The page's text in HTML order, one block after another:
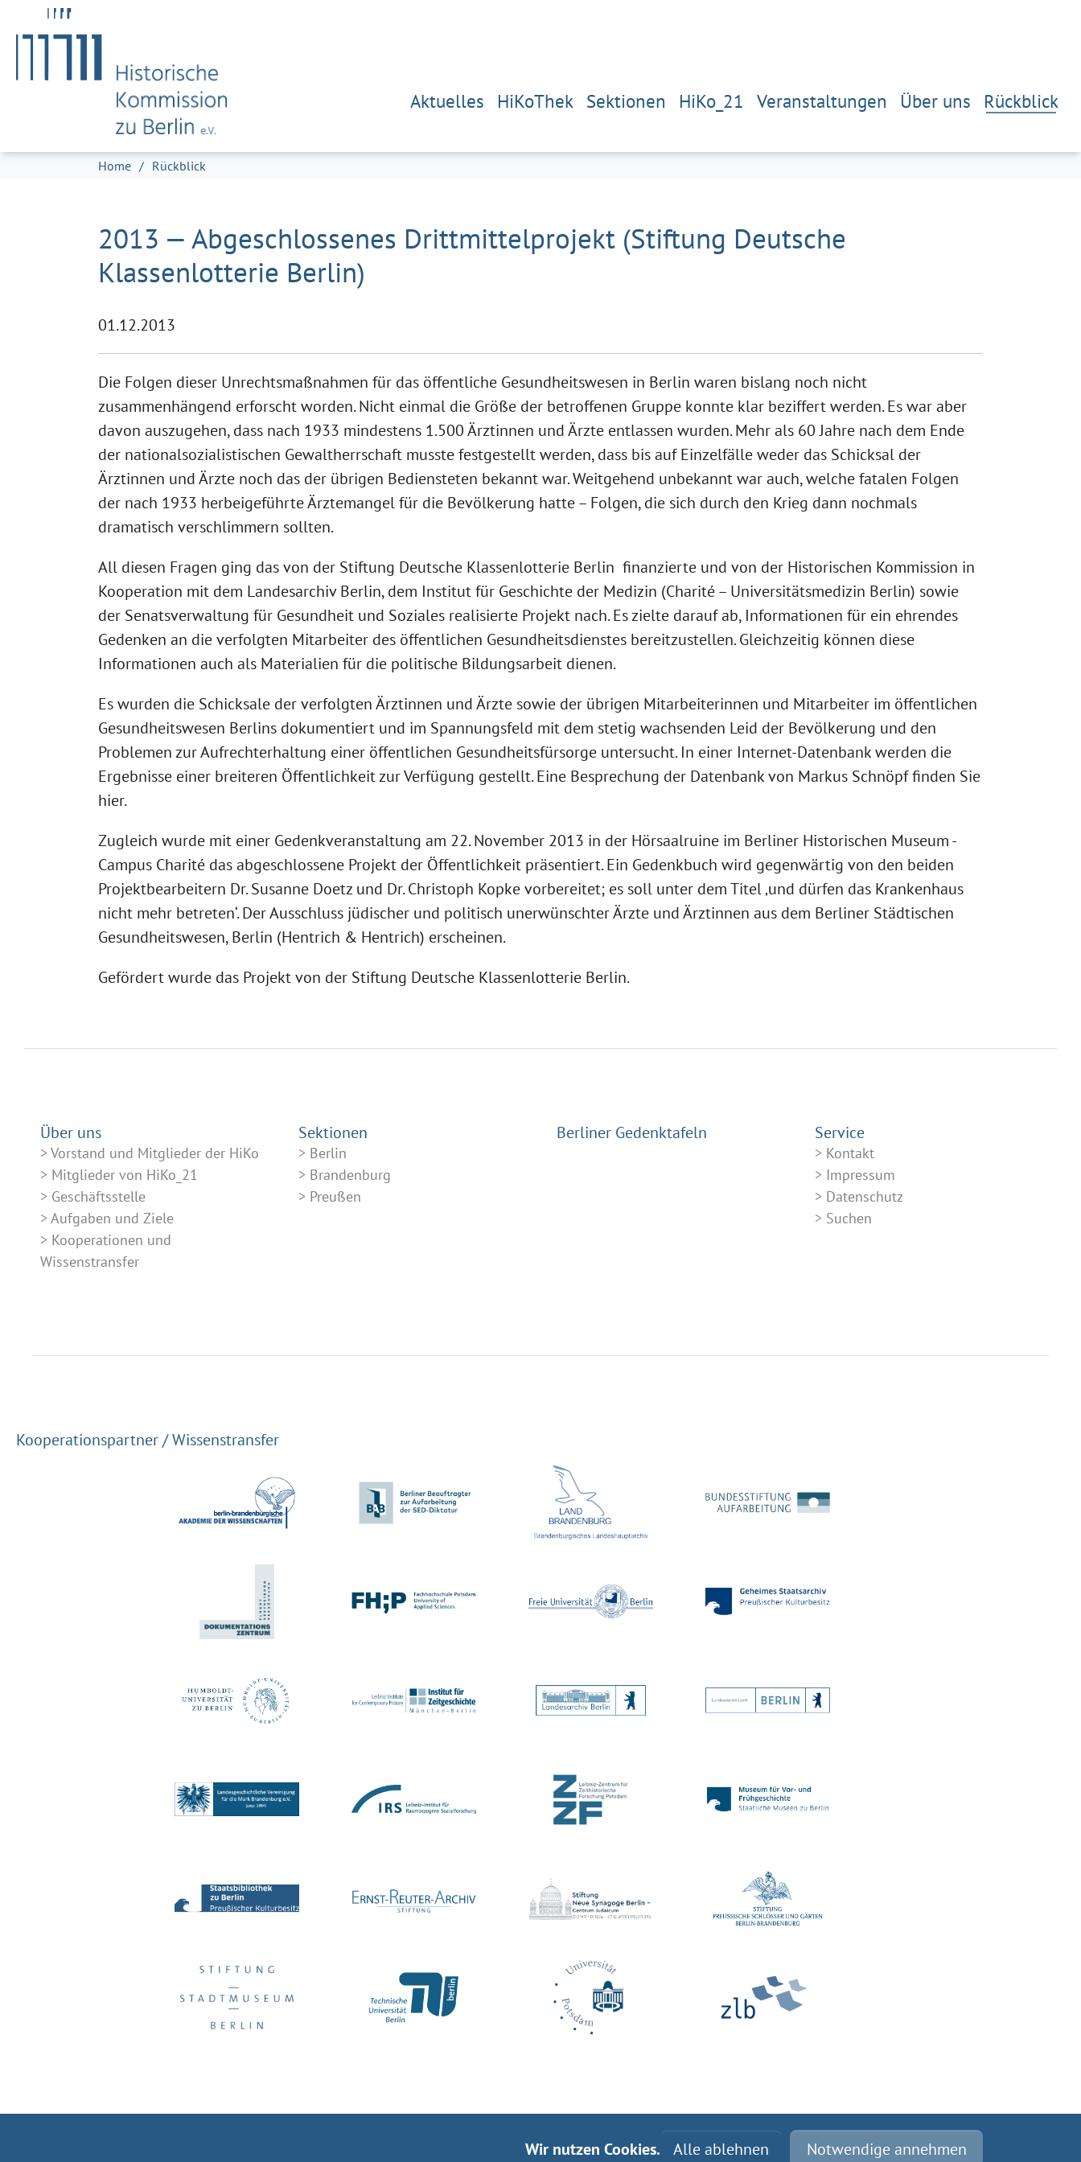
Wir nutzen Cookies. Alle ablehnen Notwendige annehmen
Zum Hauptinhalt springen
Skip to page footer
Aktuelles HiKoThek Sektionen HiKo_21 Veranstaltungen Über uns Rückblick
Sie sind hier:
Home Rückblick
2013 — Abgeschlossenes Drittmittelprojekt (Stiftung Deutsche
Klassenlotterie Berlin)
01.12.2013
Die Folgen dieser Unrechtsmaßnahmen für das öffentliche Gesundheitswesen in Berlin waren bislang noch nicht
zusammenhängend erforscht worden. Nicht einmal die Größe der betroffenen Gruppe konnte klar beziffert werden. Es war aber
davon auszugehen, dass nach 1933 mindestens 1.500 Ärztinnen und Ärzte entlassen wurden. Mehr als 60 Jahre nach dem Ende
der nationalsozialistischen Gewaltherrschaft musste festgestellt werden, dass bis auf Einzelfälle weder das Schicksal der
Ärztinnen und Ärzte noch das der übrigen Bediensteten bekannt war. Weitgehend unbekannt war auch, welche fatalen Folgen
der nach 1933 herbeigeführte Ärztemangel für die Bevölkerung hatte – Folgen, die sich durch den Krieg dann nochmals
dramatisch verschlimmern sollten.
All diesen Fragen ging das von der Stiftung Deutsche Klassenlotterie Berlin finanzierte und von der Historischen Kommission in
Kooperation mit dem Landesarchiv Berlin, dem Institut für Geschichte der Medizin (Charité – Universitätsmedizin Berlin) sowie
der Senatsverwaltung für Gesundheit und Soziales realisierte Projekt nach. Es zielte darauf ab, Informationen für ein ehrendes
Gedenken an die verfolgten Mitarbeiter des öffentlichen Gesundheitsdienstes bereitzustellen. Gleichzeitig können diese
Informationen auch als Materialien für die politische Bildungsarbeit dienen.
Es wurden die Schicksale der verfolgten Ärztinnen und Ärzte sowie der übrigen Mitarbeiterinnen und Mitarbeiter im öffentlichen
Gesundheitswesen Berlins dokumentiert und im Spannungsfeld mit dem stetig wachsenden Leid der Bevölkerung und den
Problemen zur Aufrechterhaltung einer öffentlichen Gesundheitsfürsorge untersucht. In einer Internet-Datenbank werden die
Ergebnisse einer breiteren Öffentlichkeit zur Verfügung gestellt. Eine Besprechung der Datenbank von Markus Schnöpf finden Sie
hier.
Zugleich wurde mit einer Gedenkveranstaltung am 22. November 2013 in der Hörsaalruine im Berliner Historischen Museum -
Campus Charité das abgeschlossene Projekt der Öffentlichkeit präsentiert. Ein Gedenkbuch wird gegenwärtig von den beiden
Projektbearbeitern Dr. Susanne Doetz und Dr. Christoph Kopke vorbereitet; es soll unter dem Titel ‚und dürfen das Krankenhaus
nicht mehr betreten‘. Der Ausschluss jüdischer und politisch unerwünschter Ärzte und Ärztinnen aus dem Berliner Städtischen
Gesundheitswesen, Berlin (Hentrich & Hentrich) erscheinen.
Gefördert wurde das Projekt von der Stiftung Deutsche Klassenlotterie Berlin.
Über uns
Vorstand und Mitglieder der HiKo
Mitglieder von HiKo_21
Geschäftsstelle
Aufgaben und Ziele
Kooperationen und
Wissenstransfer
Sektionen
Berlin
Brandenburg
Preußen
Berliner Gedenktafeln Service
Kontakt
Impressum
Datenschutz
Suchen
Kooperationspartner / Wissenstransfer